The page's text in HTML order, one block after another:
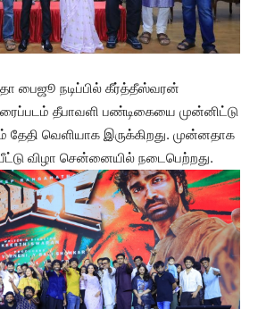
பைஜூ நடிப்பில் கீர்த்தீஸ்வரன்
தீபாவளி பண்டிகையை முன்னிட்டு
வெளியாக இருக்கிறது. முன்னதாக
விழா சென்னையில் நடைபெற்றது.